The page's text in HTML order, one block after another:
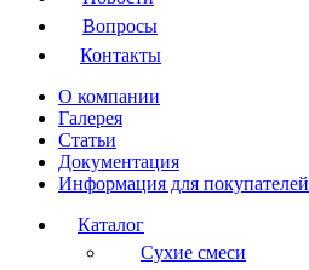
Вопросы
Контакты
О компании
Галерея
Статьи
Документация
Информация для покупателей
Каталог
Сухие смеси